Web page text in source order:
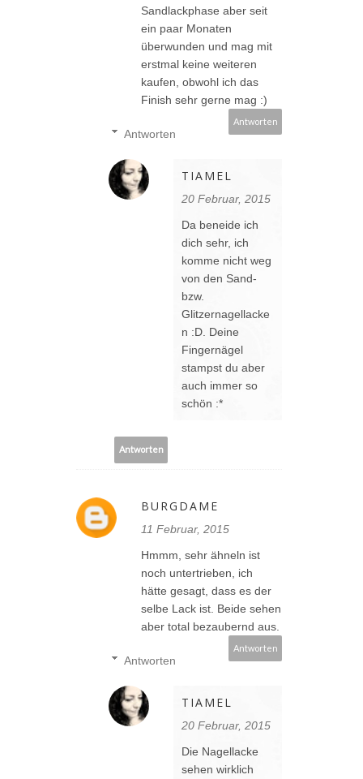
Sandlackphase aber seit
ein paar Monaten
überwunden und mag mit
erstmal keine weiteren
kaufen, obwohl ich das
Finish sehr gerne mag :)
Antworten
Antworten
TIAMEL
20 Februar, 2015
Da beneide ich
dich sehr, ich
komme nicht weg
von den Sand-
bzw.
Glitzernagellacke
n :D. Deine
Fingernägel
stampst du aber
auch immer so
schön :*
Antworten
BURGDAME
11 Februar, 2015
Hmmm, sehr ähneln ist
noch untertrieben, ich
hätte gesagt, dass es der
selbe Lack ist. Beide sehen
aber total bezaubernd aus.
Antworten
Antworten
TIAMEL
20 Februar, 2015
Die Nagellacke
sehen wirklich